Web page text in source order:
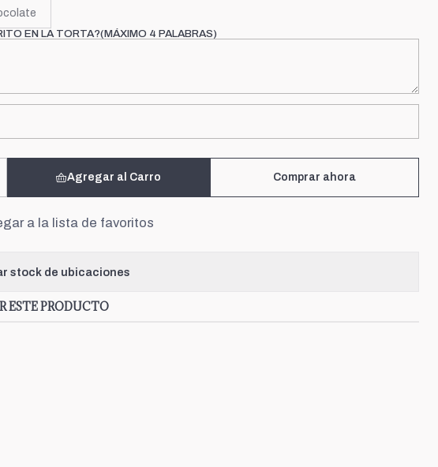
EN LA TORTA?(MÁXIMO 4 PALABRAS)
Agregar al Carro Comprar ahora
a la lista de favoritos
stock de ubicaciones
ESTE PRODUCTO